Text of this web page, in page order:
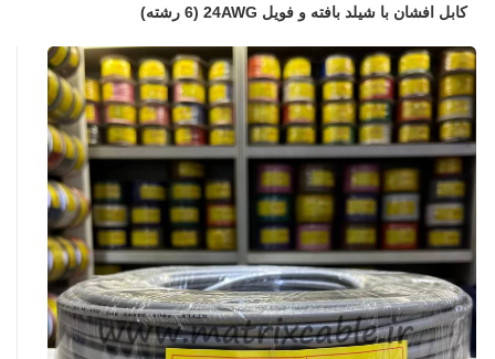
کابل افشان با شیلد بافته و فویل 24AWG (6 رشته)